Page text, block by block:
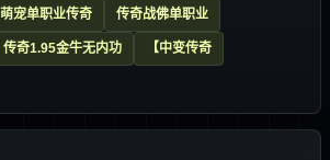
萌宠单职业传奇 传奇战佛单职业
传奇1.95金牛无内功 【中变传奇